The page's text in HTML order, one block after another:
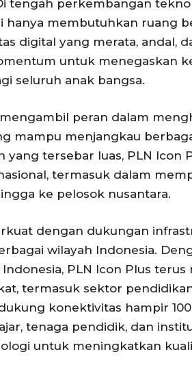
tengah perkembangan
hanya membutuhkan ruang
digital yang merata, andal,
untuk menegaskan
seluruh anak bangsa.
peran dalam
mampu menjangkau
yang tersebar luas, PLN
termasuk dalam
ke pelosok nusantara.
dengan dukungan
wilayah Indonesia.
PLN Icon Plus
termasuk sektor
konektivitas hampir
tenaga pendidik, dan
untuk meningkatkan